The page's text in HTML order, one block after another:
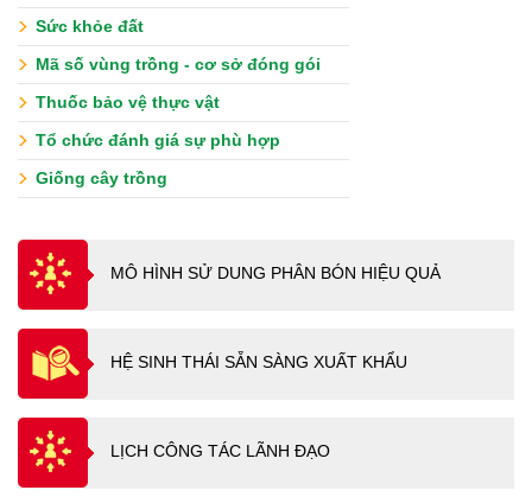
Sức khỏe đất
Mã số vùng trồng - cơ sở đóng gói
Thuốc bảo vệ thực vật
Tổ chức đánh giá sự phù hợp
Giống cây trồng
MÔ HÌNH SỬ DUNG PHÂN BÓN HIỆU QUẢ
HỆ SINH THÁI SẴN SÀNG XUẤT KHẨU
LỊCH CÔNG TÁC LÃNH ĐẠO